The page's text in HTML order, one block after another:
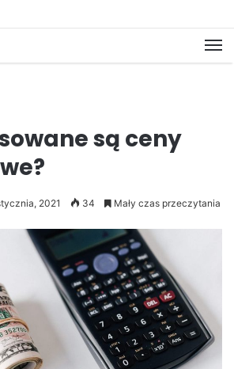
są ceny
2021 34 Mały czas przeczytania